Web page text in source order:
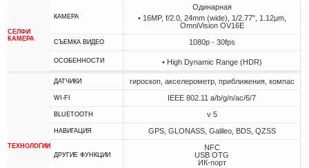
СЕЛФИ
КАМЕРА
КАМЕРА
Одинарная
• 16MP, f/2.0, 24mm (wide), 1/2.77", 1.12µm,
OmniVision OV16E
СЪЕМКА ВИДЕО 1080p - 30fps
ОСОБЕННОСТИ • High Dynamic Range (HDR)
ТЕХНОЛОГИИ
ДАТЧИКИ гироскоп, акселерометр, приближения, компас
WI-FI IEEE 802.11 a/b/g/n/ac/6/7
BLUETOOTH v 5
НАВИГАЦИЯ GPS, GLONASS, Galileo, BDS, QZSS
ДРУГИЕ ФУНКЦИИ
NFC
USB OTG
ИК-порт